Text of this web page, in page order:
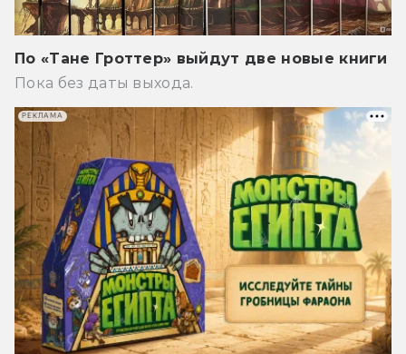
По «Тане Гроттер» выйдут две новые книги
Пока без даты выхода.
РЕКЛАМА